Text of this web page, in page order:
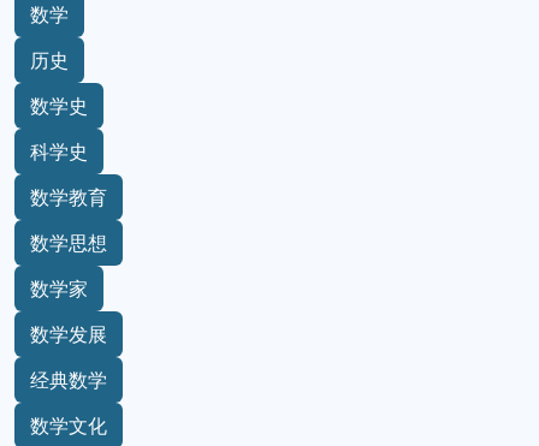
数学
历史
数学史
科学史
数学教育
数学思想
数学家
数学发展
经典数学
数学文化